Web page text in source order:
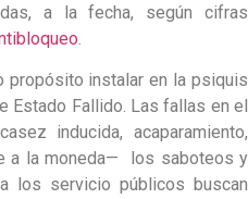
a la fecha, según cifras
propósito instalar en la psiquis
Estado Fallido. Las fallas en el
inducida, acaparamiento,
a la moneda— los saboteos y
los servicio públicos buscan